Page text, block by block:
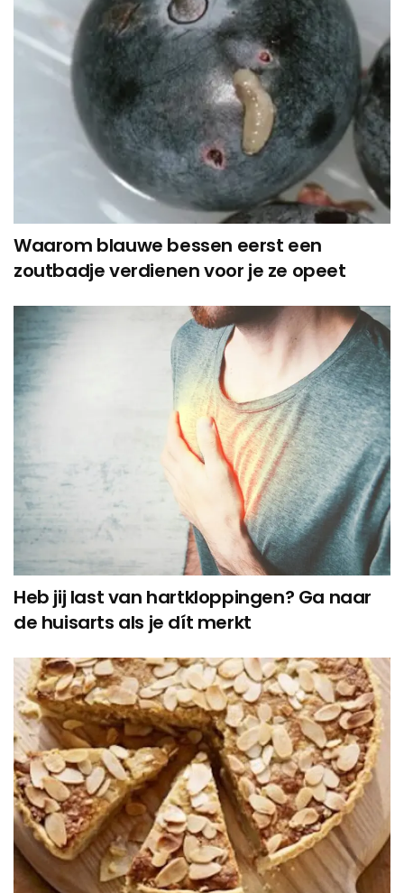
Waarom blauwe bessen eerst een
zoutbadje verdienen voor je ze opeet
Heb jij last van hartkloppingen? Ga naar
de huisarts als je dít merkt